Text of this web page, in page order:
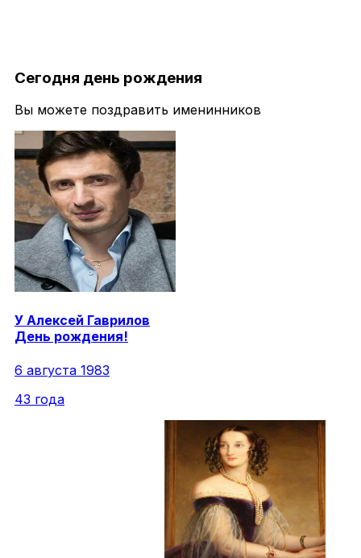
Сегодня день рождения
Вы можете поздравить именинников
У Алексей Гаврилов
День рождения!
6 августа 1983
43 года